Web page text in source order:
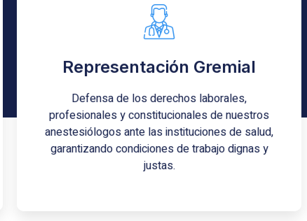
Representación Gremial
Defensa de los derechos laborales,
profesionales y constitucionales de nuestros
anestesiólogos ante las instituciones de salud,
garantizando condiciones de trabajo dignas y
justas.
Desarrollo Ético y Científico
Promoción de la investigación local y la
aplicación rigurosa de protocolos basados en la
evidencia científica para una práctica clínica
impecable.
Síguenos en Instagram